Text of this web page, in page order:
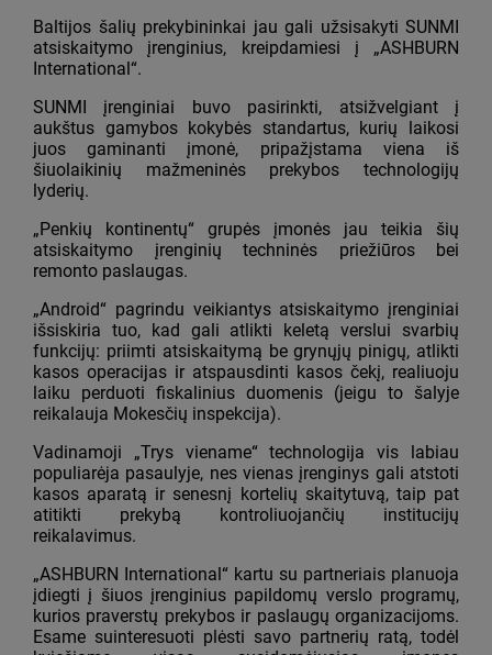
Baltijos šalių prekybininkai jau gali užsisakyti SUNMI
atsiskaitymo įrenginius, kreipdamiesi į „ASHBURN
International“.
SUNMI įrenginiai buvo pasirinkti, atsižvelgiant į
aukštus gamybos kokybės standartus, kurių laikosi
juos gaminanti įmonė, pripažįstama viena iš
šiuolaikinių mažmeninės prekybos technologijų
lyderių.
„Penkių kontinentų“ grupės įmonės jau teikia šių
atsiskaitymo įrenginių techninės priežiūros bei
remonto paslaugas.
„Android“ pagrindu veikiantys atsiskaitymo įrenginiai
išsiskiria tuo, kad gali atlikti keletą verslui svarbių
funkcijų: priimti atsiskaitymą be grynųjų pinigų, atlikti
kasos operacijas ir atspausdinti kasos čekį, realiuoju
laiku perduoti fiskalinius duomenis (jeigu to šalyje
reikalauja Mokesčių inspekcija).
Vadinamoji „Trys viename“ technologija vis labiau
populiarėja pasaulyje, nes vienas įrenginys gali atstoti
kasos aparatą ir senesnį kortelių skaitytuvą, taip pat
atitikti prekybą kontroliuojančių institucijų
reikalavimus.
„ASHBURN International“ kartu su partneriais planuoja
įdiegti į šiuos įrenginius papildomų verslo programų,
kurios praverstų prekybos ir paslaugų organizacijoms.
Esame suinteresuoti plėsti savo partnerių ratą, todėl